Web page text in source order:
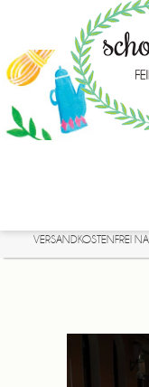
VERSANDKOSTENFREI